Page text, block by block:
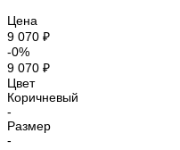
Цена
9 070 ₽
-0%
9 070 ₽
Цвет
Коричневый
-
Размер
-